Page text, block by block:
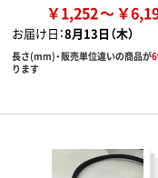
￥1,252 ￥
お届け日：8月13日（木）
長さ(mm)・販売単位違いの商品が
ります